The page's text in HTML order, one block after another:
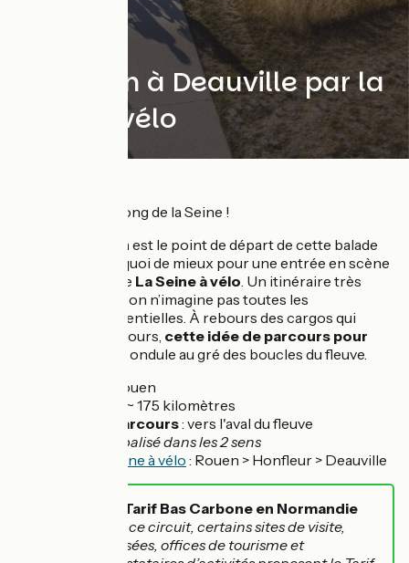
De Rouen à Deauville par la
Seine à vélo
Tous en selle le long de la Seine !
Rouen est le point de départ de cette balade
vers le large ! Et quoi de mieux pour une entrée en scène
à vélo réussie que La Seine à vélo. Un itinéraire très
surprenant dont on n’imagine pas toutes les
découvertes potentielles. À rebours des cargos qui
remontent son cours, cette idée de parcours pour
ondule au gré des boucles du fleuve.
Rouen
~ 175 kilomètres
Sens du parcours: vers l'aval du fleuve
balisé dans les 2 sens
La Seine à vélo : Rouen > Honfleur > Deauville
Le Tarif Bas Carbone en Normandie
Sur ce circuit, certains sites de visite,
musées, offices de tourisme et